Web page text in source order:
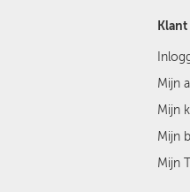
Mijn
Mijn
Mijn
Mijn